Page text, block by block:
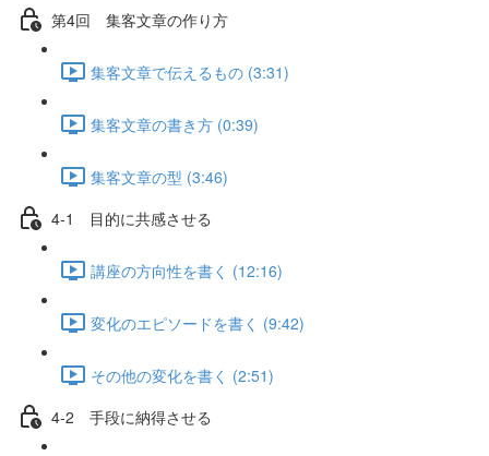
第4回 集客文章の作り方
集客文章で伝えるもの (3:31)
集客文章の書き方 (0:39)
集客文章の型 (3:46)
4-1 目的に共感させる
講座の方向性を書く (12:16)
変化のエピソードを書く (9:42)
その他の変化を書く (2:51)
4-2 手段に納得させる